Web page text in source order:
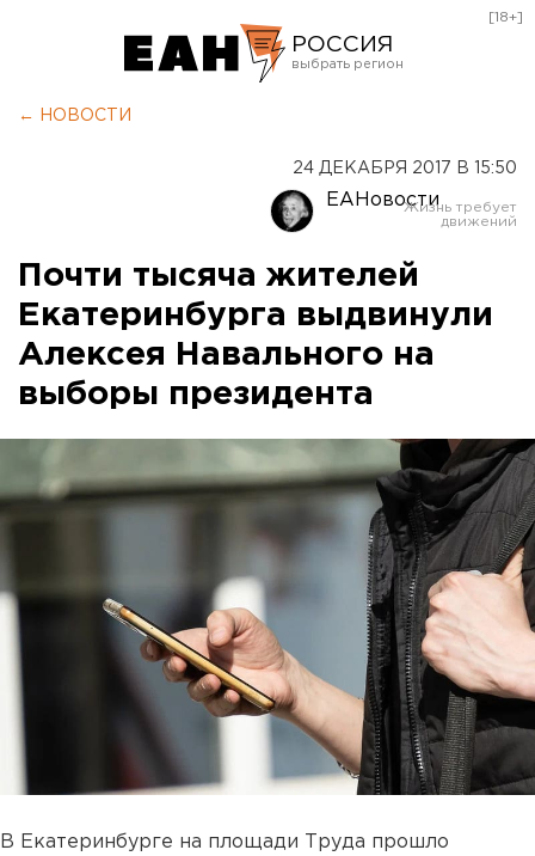
РОССИЯ
Оренбург
[18+]
← НОВОСТИ
24 ДЕКАБРЯ 2017 В 15:50
ЕАНовости
Почти тысяча жителей
Екатеринбурга выдвинули
Алексея Навального на
выборы президента
В Екатеринбурге на площади Труда прошло